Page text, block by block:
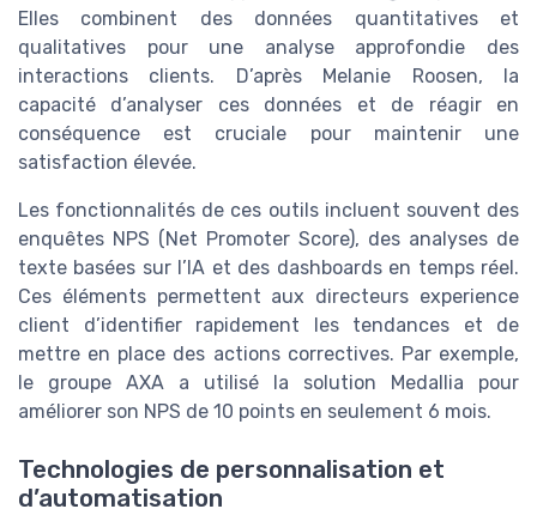
Elles combinent des données quantitatives et
qualitatives pour une analyse approfondie des
interactions clients. D’après Melanie Roosen, la
capacité d’analyser ces données et de réagir en
conséquence est cruciale pour maintenir une
satisfaction élevée.
Les fonctionnalités de ces outils incluent souvent des
enquêtes NPS (Net Promoter Score), des analyses de
texte basées sur l’IA et des dashboards en temps réel.
Ces éléments permettent aux directeurs experience
client d’identifier rapidement les tendances et de
mettre en place des actions correctives. Par exemple,
le groupe AXA a utilisé la solution Medallia pour
améliorer son NPS de 10 points en seulement 6 mois.
Technologies de personnalisation et
d’automatisation